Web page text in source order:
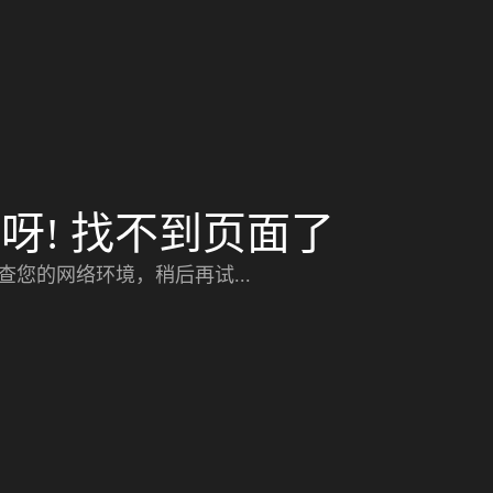
! 找不到页面了
您的网络环境，稍后再试...